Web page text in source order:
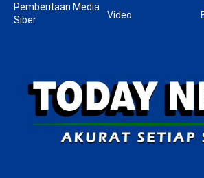
Pemberitaan Media
Siber
Video